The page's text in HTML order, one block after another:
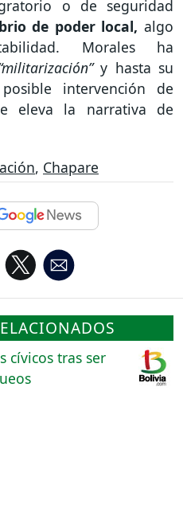
o de seguridad
de poder local, algo
Morales ha
y hasta su
intervención de
eleva la narrativa de
, Chapare